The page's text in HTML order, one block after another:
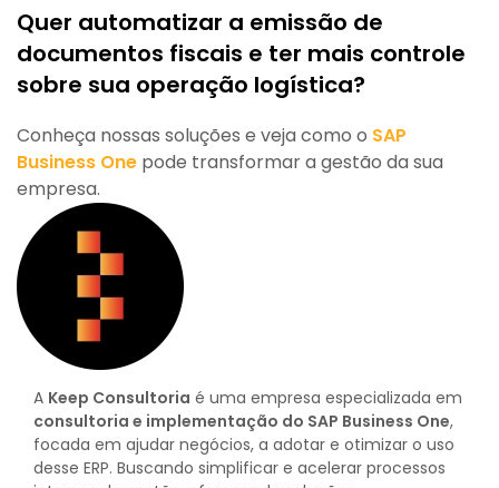
Quer automatizar a emissão de
documentos fiscais e ter mais controle
sobre sua operação logística?
Conheça nossas soluções e veja como o SAP
Business One pode transformar a gestão da sua
empresa.
A Keep Consultoria é uma empresa especializada em
consultoria e implementação do SAP Business One,
focada em ajudar negócios, a adotar e otimizar o uso
desse ERP. Buscando simplificar e acelerar processos